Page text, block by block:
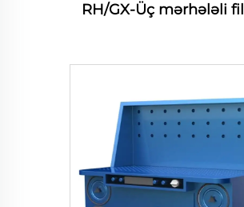
RH/GX-Üç mərhələli